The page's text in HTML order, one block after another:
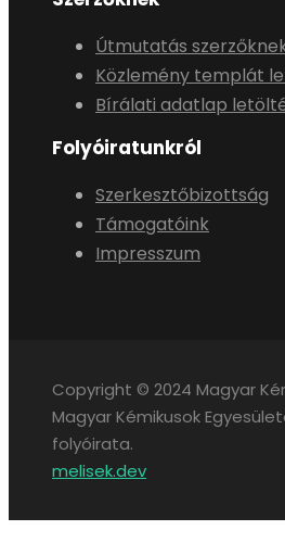
Útmutatás
Közlemény templát
Bírálati adatlap
Folyóiratunkról
Szerkesztőbizottság
Támogatóink
Impresszum
Copyright © 2024 Magyar
Magyar Kémikusok
folyóirata.
melisek.dev